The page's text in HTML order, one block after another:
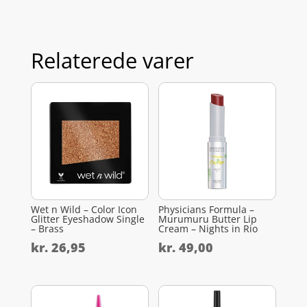
Relaterede varer
Wet n Wild – Color Icon
Glitter Eyeshadow Single
– Brass
kr.26,95
Physicians Formula –
Murumuru Butter Lip
Cream – Nights in Rio
kr. 49,00